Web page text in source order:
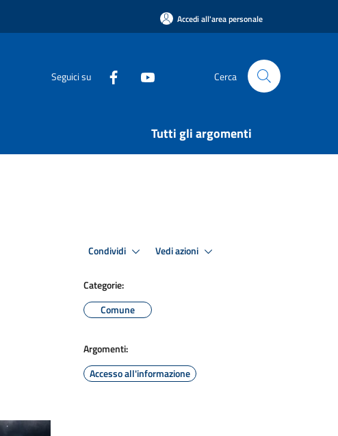
Accedi all'area personale
Seguici su Cerca
Tutti gli argomenti
Condividi Vedi azioni
Categorie:
Comune
Argomenti:
Accesso all'informazione